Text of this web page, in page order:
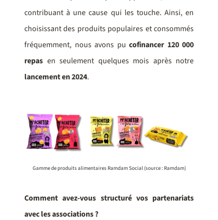
contribuant à une cause qui les touche. Ainsi, en
choisissant des produits populaires et consommés
fréquemment, nous avons pu cofinancer 120 000
repas en seulement quelques mois après notre
lancement en 2024.
Gamme de produits alimentaires Ramdam Social (source : Ramdam)
Comment avez-vous structuré vos partenariats
avec les associations ?